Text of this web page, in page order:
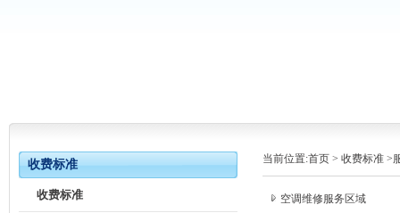
收费标准
收费标准
当前位置:首页 > 收费标准 >
空调维修服务区域